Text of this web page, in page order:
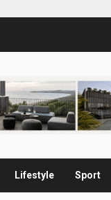
Lifestyle Sport